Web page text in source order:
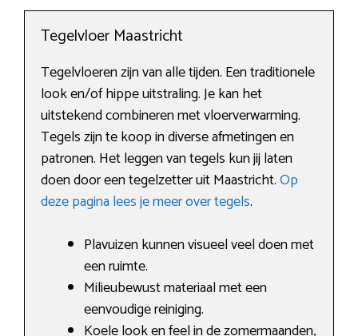
Tegelvloer Maastricht
Tegelvloeren zijn van alle tijden. Een traditionele
look en/of hippe uitstraling. Je kan het
uitstekend combineren met vloerverwarming.
Tegels zijn te koop in diverse afmetingen en
patronen. Het leggen van tegels kun jij laten
doen door een tegelzetter uit Maastricht.Op
deze pagina lees je meer over tegels.
Plavuizen kunnen visueel veel doen met
een ruimte.
Milieubewust materiaal met een
eenvoudige reiniging.